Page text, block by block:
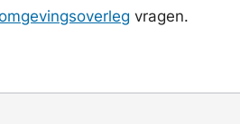
vragen.